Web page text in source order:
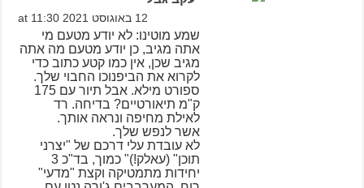
12 באוגוסט 2021 at 11:30
שמע מוטינו: לא יודע מטעם מי
אתה מגיב, כן יודע מטעם מה אתה
מגיב שכן, אין כמו קטע כתוב כדי
לקרוא את הביפנוכו החבוי שלך.
ספורט מילא. אבל תיור עם 175
ק"מ תיאורטיים? בדיחה. רד
לאילת מחיפה ונראה אותך.
אשר לנפש שלך.
לא עובדת עלי דרכם של "יצרני
תוכן" (עאלק!)" כמוך, בד"כ 3
יחידות מתמטיקה וקצת "מדעי"